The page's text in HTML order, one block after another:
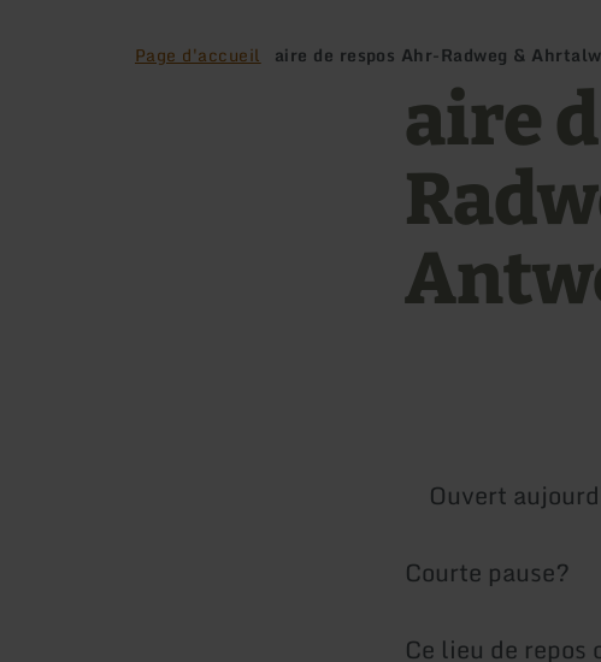
Page d'accueil aire de respos Ahr-Radweg &
aire
Ouvert
Courte pause?
Ce lieu de